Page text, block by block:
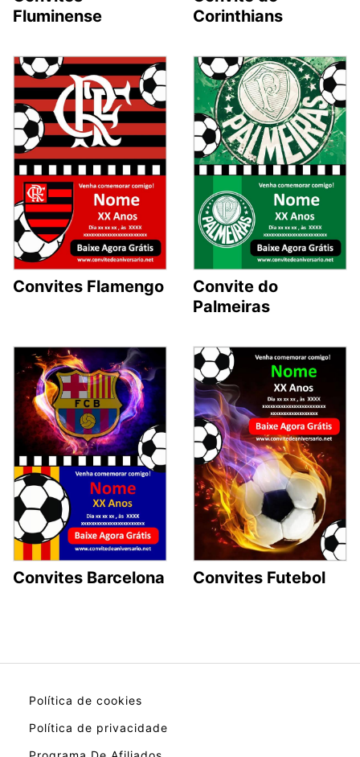
Fluminense
Corinthians
Convites Flamengo
Convite do
Palmeiras
Convites Barcelona Convites Futebol
Política de cookies
Política de privacidade